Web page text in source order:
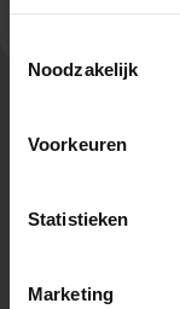
Noodzakelijk
Voorkeuren
Statistieken
Marketing
Lokaal
Skodora maakt
Doordat we alles
prijzen scherp.